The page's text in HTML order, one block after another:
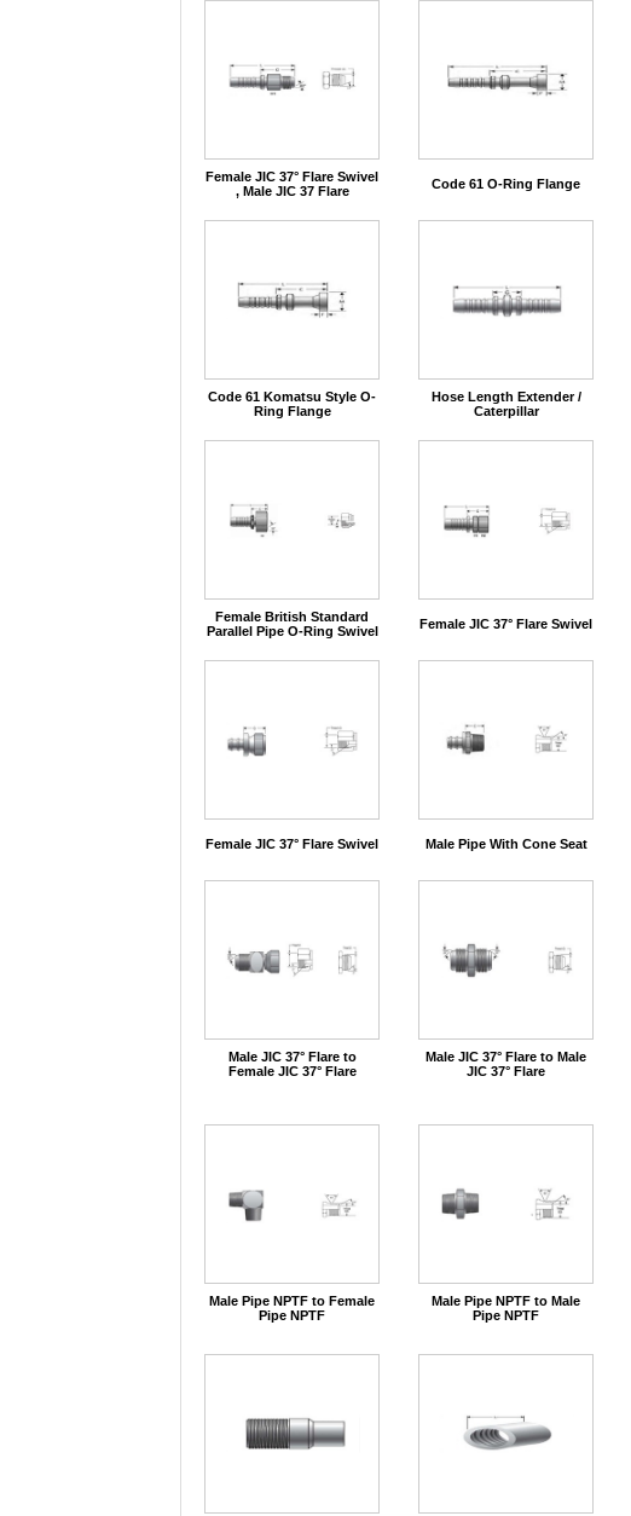
Female JIC 37° Flare Swivel
, Male JIC 37 Flare
Code 61 O-Ring Flange
Code 61 Komatsu Style O-
Ring Flange
Hose Length Extender /
Caterpillar
Female British Standard
Parallel Pipe O-Ring Swivel
Female JIC 37° Flare Swivel
Female JIC 37° Flare Swivel Male Pipe With Cone Seat
Male JIC 37° Flare to
Female JIC 37° Flare
Male JIC 37° Flare to Male
JIC 37° Flare
Male Pipe NPTF to Female
Pipe NPTF
Male Pipe NPTF to Male
Pipe NPTF